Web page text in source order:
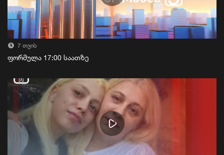
7 თვის
ფორმულა 17:00 საათზე